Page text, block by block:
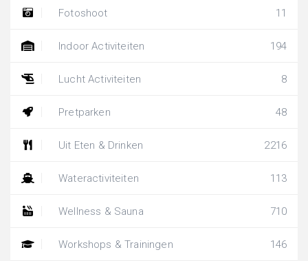
Fotoshoot 11
Indoor Activiteiten 194
Lucht Activiteiten 8
Pretparken 48
Uit Eten & Drinken 2216
Wateractiviteiten 113
Wellness & Sauna 710
Workshops & Trainingen 146